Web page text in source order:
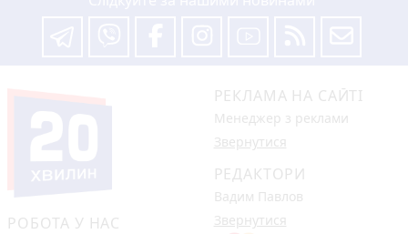
РОБОТА У НАС
РЕКЛАМА НА САЙТІ
Менеджер з реклами
Звернутися
РЕДАКТОРИ
Вадим Павлов
Звернутися